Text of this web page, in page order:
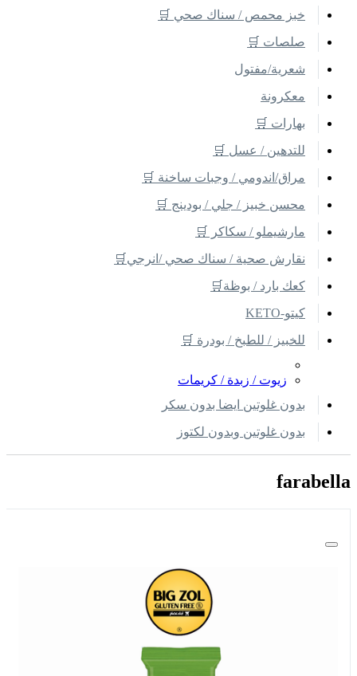
خبز محمص / سناك صحي 🛒
صلصات 🛒
شعرية/مفتول
معكرونة
بهارات 🛒
للتدهين / عسل 🛒
مراق/اندومي / وجبات ساخنة 🛒
محسن خبيز / جلي / بودينج 🛒
مارشيملو / سكاكر 🛒
نقارش صحية / سناك صحي /انرجي🛒
كعك بارد / بوظة🛒
كيتو-KETO
للخبيز / للطبخ / بودرة 🛒
زيوت / زبدة / كريمات
بدون غلوتين ايضا بدون سكر
بدون غلوتين وبدون لكتوز
farabella